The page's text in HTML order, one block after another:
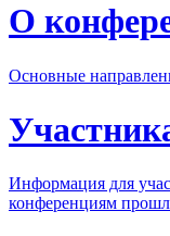
О
Основные
Информация для
конференциям